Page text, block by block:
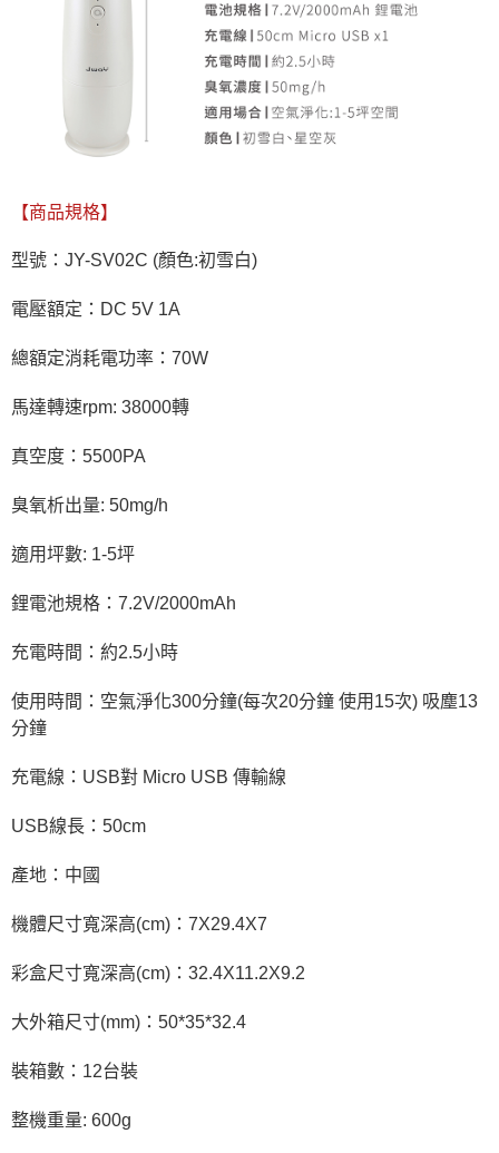
【商品規格】
型號：JY-SV02C (顏色:初雪白)
電壓額定：DC 5V 1A
總額定消耗電功率：70W
馬達轉速rpm: 38000轉
真空度：5500PA
臭氧析出量: 50mg/h
適用坪數: 1-5坪
鋰電池規格：7.2V/2000mAh
充電時間：約2.5小時
使用時間：空氣淨化300分鐘(每次20分鐘 使用15次) 吸塵13
分鐘
充電線：USB對 Micro USB 傳輸線
USB線長：50cm
產地：中國
機體尺寸寬深高(cm)：7X29.4X7
彩盒尺寸寬深高(cm)：32.4X11.2X9.2
大外箱尺寸(mm)：50*35*32.4
裝箱數：12台裝
整機重量: 600g